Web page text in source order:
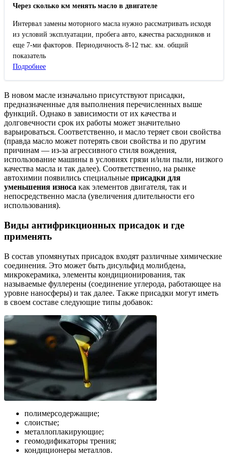
Через сколько км менять масло в двигателе
Интервал замены моторного масла нужно рассматривать исходя
из условий эксплуатации, пробега авто, качества расходников и
еще 7-ми факторов. Периодичность 8-12 тыс. км. общий
показатель
Подробнее
В новом масле изначально присутствуют присадки,
предназначенные для выполнения перечисленных выше
функций. Однако в зависимости от их качества и
долговечности срок их работы может значительно
варьироваться. Соответственно, и масло теряет свои свойства
(правда масло может потерять свои свойства и по другим
причинам — из-за агрессивного стиля вождения,
использование машины в условиях грязи и/или пыли, низкого
качества масла и так далее). Соответственно, на рынке
автохимии появились специальные присадки для
уменьшения износа как элементов двигателя, так и
непосредственно масла (увеличения длительности его
использования).
Виды антифрикционных присадок и где
применять
В состав упомянутых присадок входят различные химические
соединения. Это может быть дисульфид молибдена,
микрокерамика, элементы кондиционирования, так
называемые фуллерены (соединение углерода, работающее на
уровне наносферы) и так далее. Также присадки могут иметь
в своем составе следующие типы добавок:
полимерсодержащие;
слоистые;
металлоплакирующие;
геомодификаторы трения;
кондиционеры металлов.